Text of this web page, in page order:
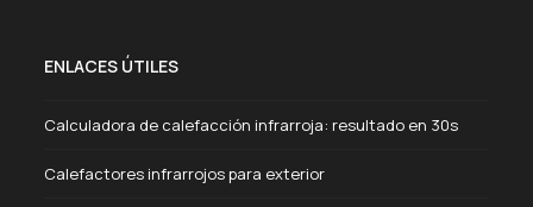
ENLACES ÚTILES
Calculadora de calefacción infrarroja: resultado en 30s
Calefactores infrarrojos para exterior